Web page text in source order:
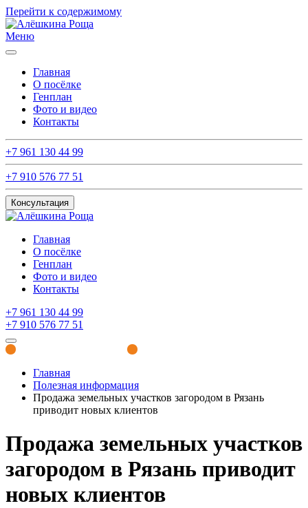
Перейти к содержимому
Меню
Главная
О посёлке
Генплан
Фото и видео
Контакты
+7 961 130 44 99
+7 910 576 77 51
Консультация
Главная
О посёлке
Генплан
Фото и видео
Контакты
+7 961 130 44 99
+7 910 576 77 51
Главная
Полезная информация
Продажа земельных участков загородом в Рязань
приводит новых клиентов
Продажа земельных участков
загородом в Рязань приводит
новых клиентов